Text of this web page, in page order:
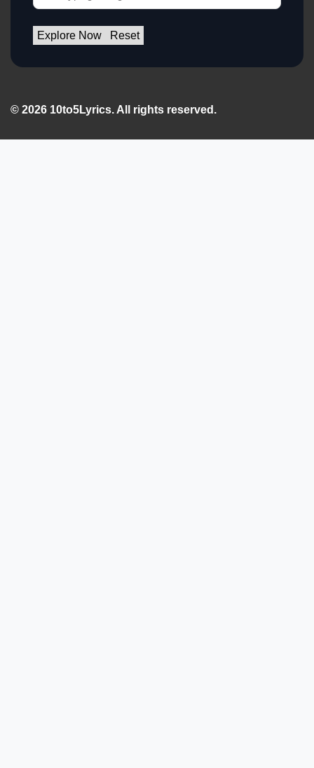
Explore Now Reset
© 2026 10to5Lyrics. All rights reserved.